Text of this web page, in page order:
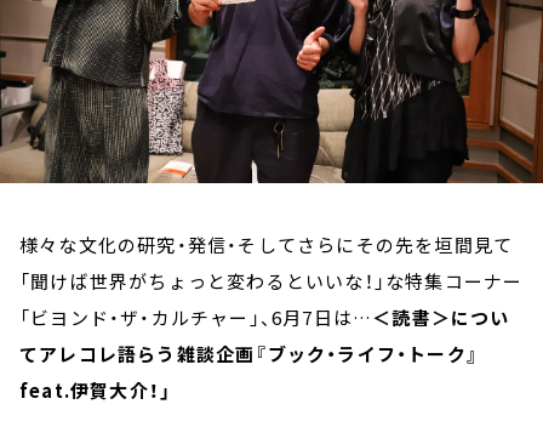
様々な文化の研究・発信・そしてさらにその先を垣間見て
「聞けば世界がちょっと変わるといいな！」な特集コーナー
「ビヨンド・ザ・カルチャー」、6月7日は…＜読書＞につい
てアレコレ語らう雑談企画『ブック・ライフ・トーク』
feat.伊賀大介！」